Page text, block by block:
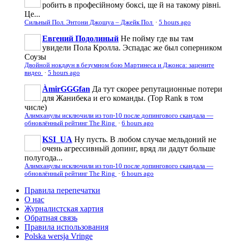
робить в професійному боксі, ще й на такому рівні.
Це...
Сильный Пол. Энтони Джошуа – Джейк Пол · 5 hours ago
Евгений Подолиный Не пойму где вы там
увидели Пола Кролла. Эспадас же был соперником
Соузы
Двойной нокдаун в безумном бою Мартинеса и Джонса: зацените
видео · 5 hours ago
ÀmirGGGfan Да тут скорее репутационные потери
для Жанибека и его команды. (Top Rank в том
числе)
Алимханулы исключили из топ-10 после допингового скандала —
обновлённый рейтинг The Ring · 6 hours ago
KSI_UA Ну пусть. В любом случае мельдоний не
очень агрессивньій допинг, вряд ли дадут больше
полугода...
Алимханулы исключили из топ-10 после допингового скандала —
обновлённый рейтинг The Ring · 6 hours ago
Правила перепечатки
О нас
Журналистская хартия
Обратная связь
Правила использования
Polska wersja Vringe